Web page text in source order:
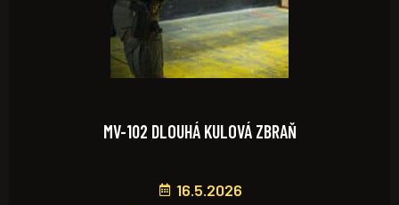
MV-102 DLOUHÁ KULOVÁ ZBRAŇ
16.5.2026